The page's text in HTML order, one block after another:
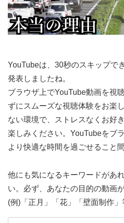
YouTubeは、30秒のスキップで
発表しましたね。
ブラウザ上でYouTube動画を視
ずにスムーズな視聴体験をお楽
ない環境で、ストレスなくお好
楽しみください。YouTubeをブ
より快適な時間を過ごせること
他にも気になるキーワードがあ
い。必ず、あなたの目的の
(例)「正月」「花」「壁面制作」